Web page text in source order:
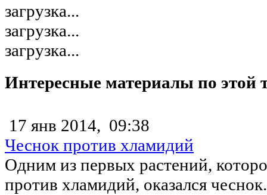
загрузка...
загрузка...
загрузка...
Интересные материалы по этой
17 янв 2014, 09:38
Чеснок против хламидий
Одним из первых растений,
против хламидий, оказался